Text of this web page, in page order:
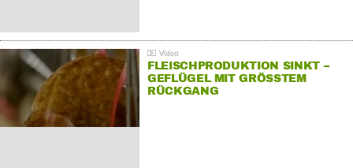
FLEISCHPRODUKTION SINKT –
GEFLÜGEL MIT GRÖSSTEM R
ÜCKGANG